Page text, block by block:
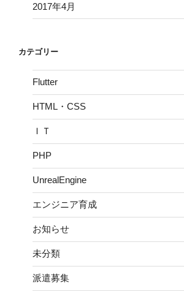
2017年4月
カテゴリー
Flutter
HTML・CSS
ＩＴ
PHP
UnrealEngine
エンジニア育成
お知らせ
未分類
派遣募集